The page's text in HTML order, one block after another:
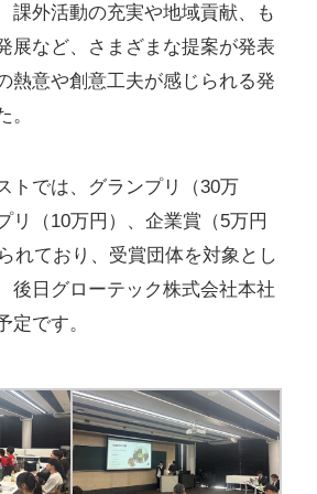
課外活動の充実や地域貢献、も
展など、さまざまな提案が発表
熱意や創意工夫が感じられる発
。
トでは、グランプリ（30万
リ（10万円）、企業賞（5万円
れており、受賞団体を対象とし
後日グローテック株式会社本社
定です。